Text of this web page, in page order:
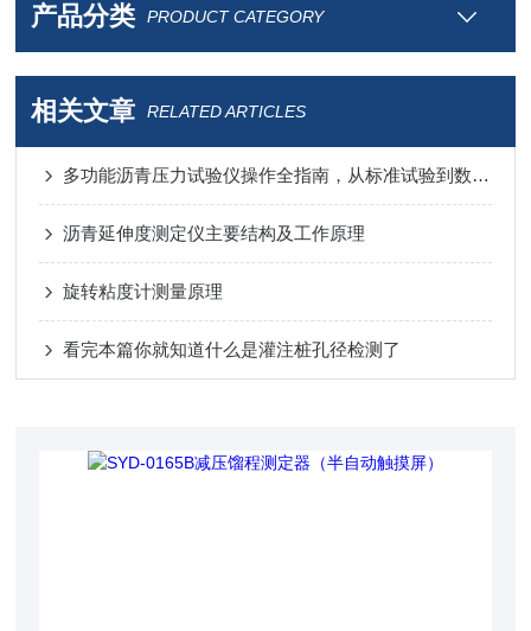
产品分类 PRODUCT CATEGORY
相关文章 RELATED ARTICLES
多功能沥青压力试验仪操作全指南，从标准试验到数据解读的完整流程
沥青延伸度测定仪主要结构及工作原理
旋转粘度计测量原理
看完本篇你就知道什么是灌注桩孔径检测了